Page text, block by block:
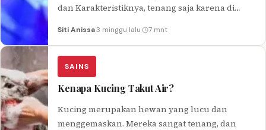
dan Karakteristiknya, tenang saja karena di
Siti Anissa·3 minggu lalu· 7 mnt
SAINS
Kenapa Kucing Takut Air?
Kucing merupakan hewan yang lucu dan
menggemaskan. Mereka sangat tenang, dan